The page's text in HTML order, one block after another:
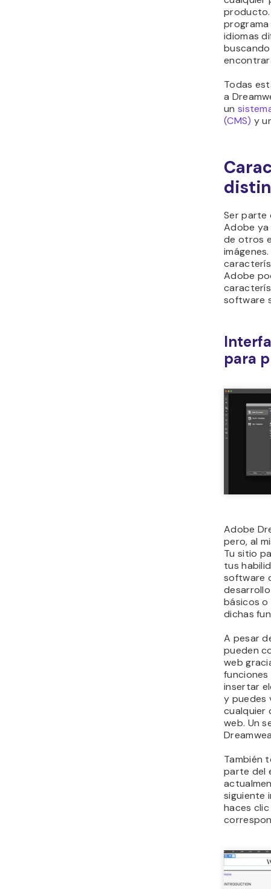
producto.
programa
idiomas
Todas
a
un
(CMS) y
Ser parte
Adobe ya
de otros
Adobe
software
para
Adobe
pero, al
Tu sitio
tus
software
básicos
dichas
A pesar
pueden
web
insertar
y puedes
cualquier
web. Un
También
parte del
siguiente
haces